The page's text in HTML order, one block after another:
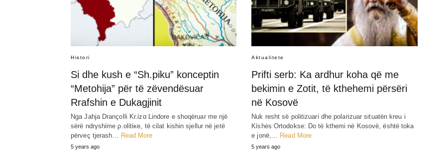
Histori
Si dhe kush e “Sh.piku” konceptin
“Metohija” për të zëvendësuar
Rrafshin e Dukagjinit
Nga Jahja Drançolli Kr.ίzɑ Lindore e shoqëruar me një
sërë ndrγshίme ρ.olίtίκe, të cilat kishin sjellur në jetë
përveç tjerash… Read More
5 years ago
Aktualitete
Prifti serb: Ka ardhur koha që me
bekimin e Zotit, të kthehemi përsëri
në Kosovë
Nuk resht së politizuari dhe polarizuar situatën kreu i
Kίshės Ortodokse: Do të kthemi në Kosovë, është toka
e jonë,… Read More
5 years ago